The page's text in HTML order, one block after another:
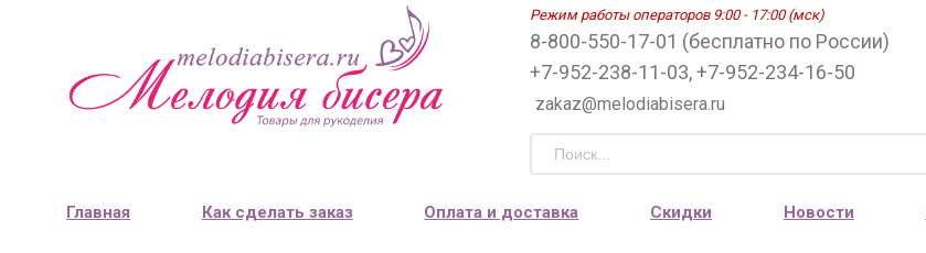
Режим работы операторов 9:00 - 17:00 (мск)
8-800-550-17-01 (бесплатно по России)
+7-952-238-11-03, +7-952-234-16-50
zakaz@melodiabisera.ru
Главная Как сделать заказ Оплата и доставка Скидки Новости